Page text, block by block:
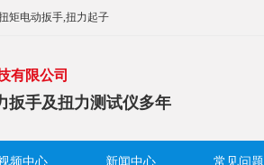
矩电动扳手,扭力起子
有限公司
扳手及扭力测试仪多年
频中心 新闻中心 常见问题